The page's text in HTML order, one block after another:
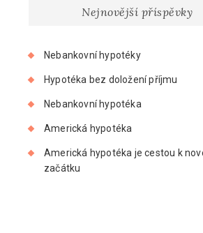
Nejnovější příspěvky
Nebankovní hypotéky
Hypotéka bez doložení příjmu
Nebankovní hypotéka
Americká hypotéka
Americká hypotéka je cestou k
začátku